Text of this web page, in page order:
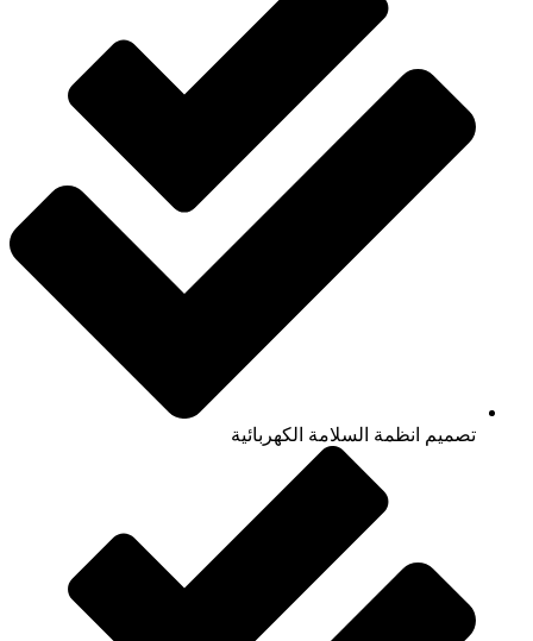
تصميم انظمة السلامة الكهربائية